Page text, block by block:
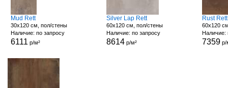
Mud Rett
30x120 см, пол/стены
Наличие: по запросу
6111 р/м²
Silver Lap Rett
60x120 см, пол/стены
Наличие: по запросу
8614 р/м²
Rust Rett
60x120
Наличие:
7359 р/